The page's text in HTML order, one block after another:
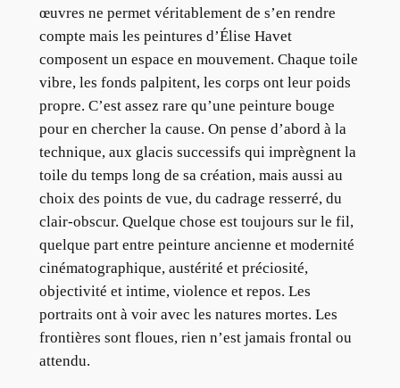
œuvres ne permet véritablement de s’en rendre
compte mais les peintures d’Élise Havet
composent un espace en mouvement. Chaque toile
vibre, les fonds palpitent, les corps ont leur poids
propre. C’est assez rare qu’une peinture bouge
pour en chercher la cause. On pense d’abord à la
technique, aux glacis successifs qui imprègnent la
toile du temps long de sa création, mais aussi au
choix des points de vue, du cadrage resserré, du
clair-obscur. Quelque chose est toujours sur le fil,
quelque part entre peinture ancienne et modernité
cinématographique, austérité et préciosité,
objectivité et intime, violence et repos. Les
portraits ont à voir avec les natures mortes. Les
frontières sont floues, rien n’est jamais frontal ou
attendu.